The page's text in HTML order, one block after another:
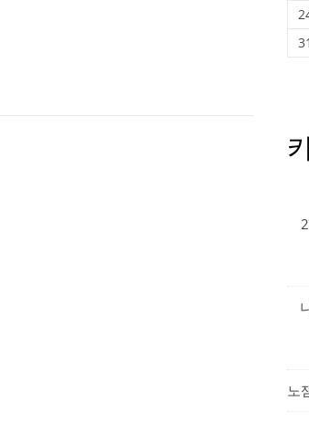
31
노